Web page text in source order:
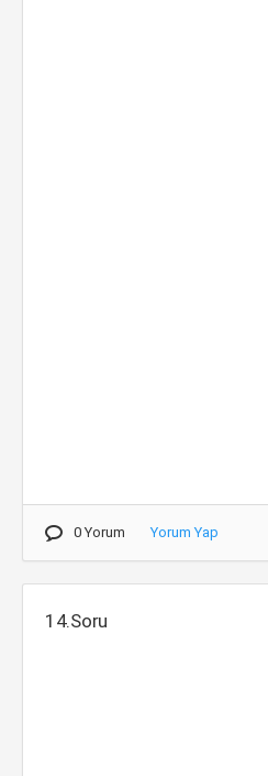
0 Yorum Yorum Yap
14.Soru